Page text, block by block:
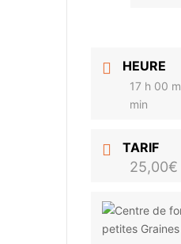
HEURE
17 h 00
min
TARIF
25,00€